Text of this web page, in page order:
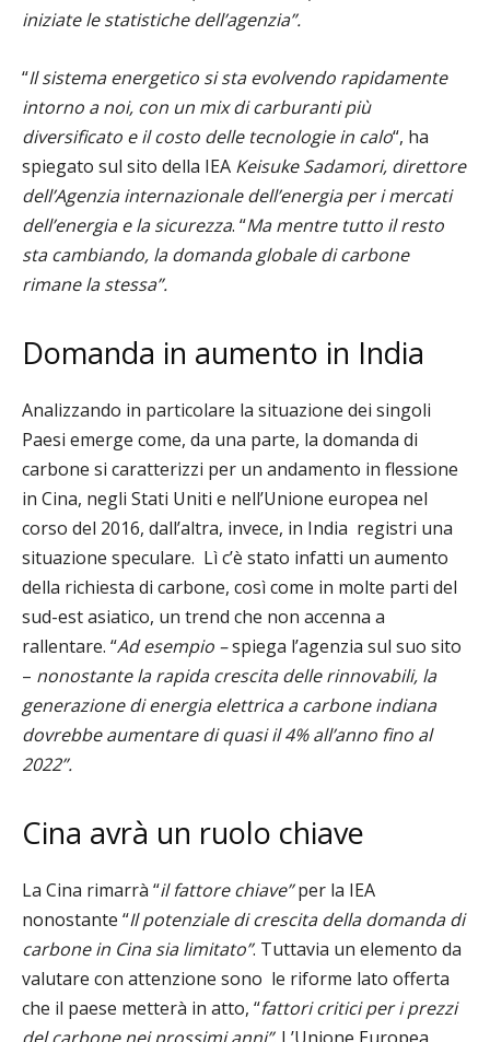
iniziate le statistiche dell’agenzia”.
“Il sistema energetico si sta evolvendo rapidamente
intorno a noi, con un mix di carburanti più
diversificato e il costo delle tecnologie in calo“, ha
spiegato sul sito della IEA Keisuke Sadamori, direttore
dell’Agenzia internazionale dell’energia per i mercati
dell’energia e la sicurezza. “Ma mentre tutto il resto
sta cambiando, la domanda globale di carbone
rimane la stessa”.
Domanda in aumento in India
Analizzando in particolare la situazione dei singoli
Paesi emerge come, da una parte, la domanda di
carbone si caratterizzi per un andamento in flessione
in Cina, negli Stati Uniti e nell’Unione europea nel
corso del 2016, dall’altra, invece, in India registri una
situazione speculare. Lì c’è stato infatti un aumento
della richiesta di carbone, così come in molte parti del
sud-est asiatico, un trend che non accenna a
rallentare. “Ad esempio –spiega l’agenzia sul suo sito
– nonostante la rapida crescita delle rinnovabili, la
generazione di energia elettrica a carbone indiana
dovrebbe aumentare di quasi il 4% all’anno fino al
2022”.
Cina avrà un ruolo chiave
La Cina rimarrà “il fattore chiave”per la IEA
nonostante “Il potenziale di crescita della domanda di
carbone in Cina sia limitato”. Tuttavia un elemento da
valutare con attenzione sono le riforme lato offerta
che il paese metterà in atto, “fattori critici per i prezzi
del carbone nei prossimi anni”. L’Unione Europea,